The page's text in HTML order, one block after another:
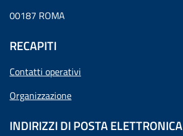
00187 ROMA
RECAPITI
Contatti operativi
Organizzazione
INDIRIZZI DI POSTA ELETTRONICA